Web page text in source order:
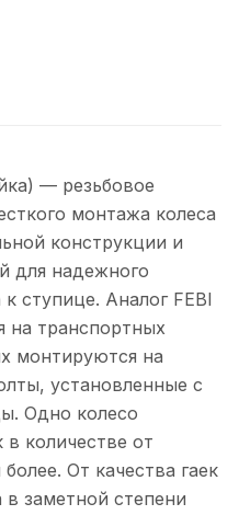
— резьбовое
монтажа колеса
конструкции и
для надежного
ступице. Аналог FEBI
на транспортных
монтируются на
установленные с
Одно колесо
в количестве от
От качества гаек
заметной степени